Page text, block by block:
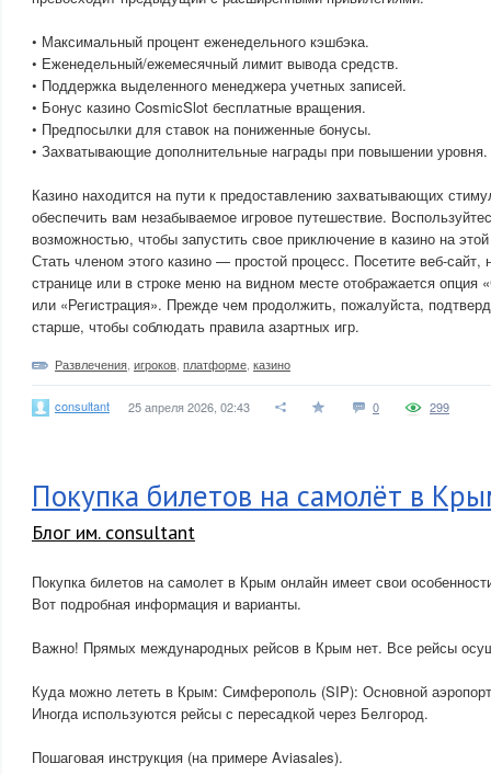
• Максимальный процент еженедельного кэшбэка.
• Еженедельный/ежемесячный лимит вывода средств.
• Поддержка выделенного менеджера учетных записей.
• Бонус казино CosmicSlot бесплатные вращения.
• Предпосылки для ставок на пониженные бонусы.
• Захватывающие дополнительные награды при повышении уровня.
Казино находится на пути к предоставлению захватывающих
обеспечить вам незабываемое игровое путешествие.
возможностью, чтобы запустить свое приключение в казино на
Стать членом этого казино — простой процесс. Посетите веб-сайт,
странице или в строке меню на видном месте отображается опция
или «Регистрация». Прежде чем продолжить, пожалуйста,
старше, чтобы соблюдать правила азартных игр.
Развлечения игроков платформе казино
consultant 25 апреля 2026, 02:43 0 299
Покупка билетов на самолёт в
Блог им. consultant
Покупка билетов на самолет в Крым онлайн имеет свои
Вот подробная информация и варианты.
Важно! Прямых международных рейсов в Крым нет. Все рейсы
Куда можно лететь в Крым: Симферополь (SIP): Основной
Иногда используются рейсы с пересадкой через Белгород.
Пошаговая инструкция (на примере Aviasales).